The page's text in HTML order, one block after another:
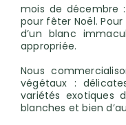
mois de décembre
pour fêter Noël.
d’un blanc
appropriée.
Nous
végétaux :
variétés exotiques
blanches et bien